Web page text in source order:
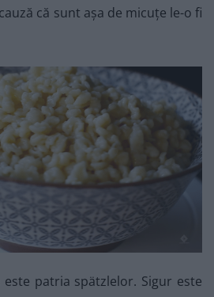
că sunt așa de micuțe le-o fi
patria spätzlelor. Sigur este